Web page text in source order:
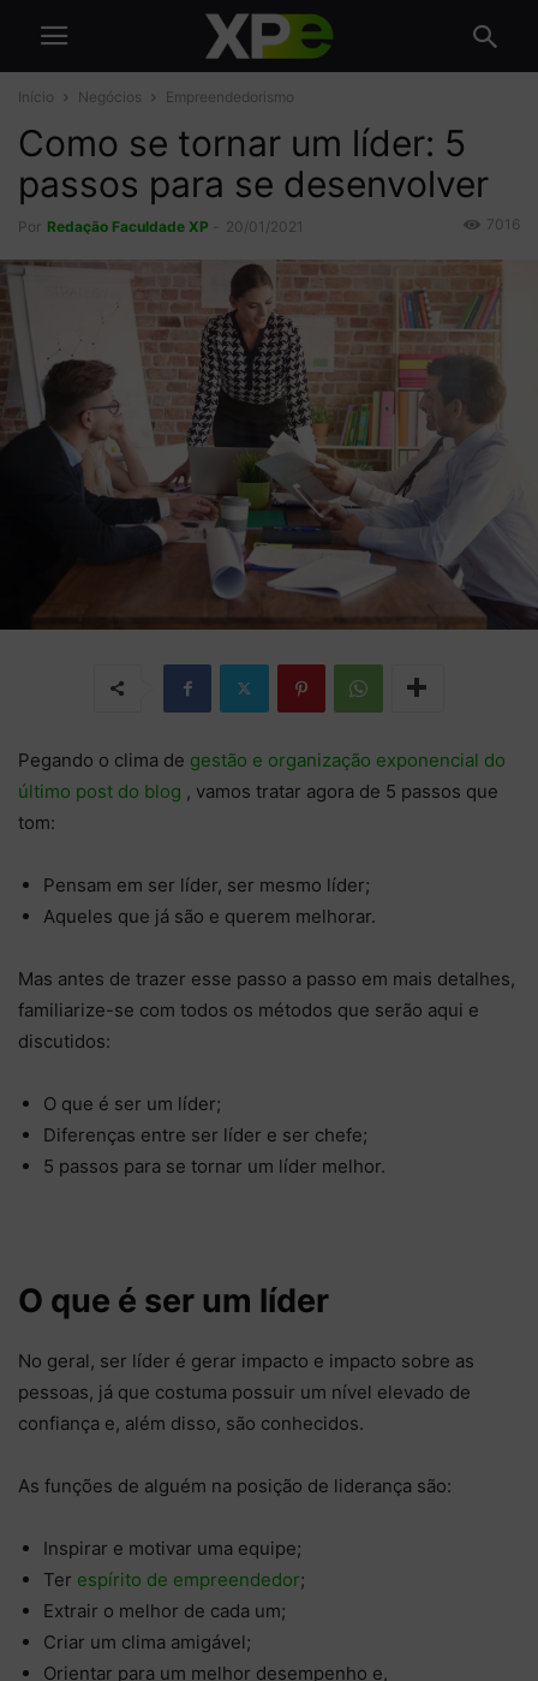
Início Negócios Empreendedorismo
Como se tornar um líder: 5
passos para se desenvolver
Por Redação Faculdade XP 20/01/2021 7016
Pegando o clima de gestão e organização exponencial do
último post do blog , vamos tratar agora de 5 passos que
tom:
Pensam em ser líder, ser mesmo líder;
Aqueles que já são e querem melhorar.
Mas antes de trazer esse passo a passo em mais detalhes,
familiarize-se com todos os métodos que serão aqui e
discutidos:
O que é ser um líder;
Diferenças entre ser líder e ser chefe;
5 passos para se tornar um líder melhor.
O que é ser um líder
No geral, ser líder é gerar impacto e impacto sobre as
pessoas, já que costuma possuir um nível elevado de
confiança e, além disso, são conhecidos.
As funções de alguém na posição de liderança são:
Inspirar e motivar uma equipe;
Ter espírito de empreendedor;
Extrair o melhor de cada um;
Criar um clima amigável;
Orientar para um melhor desempenho e,